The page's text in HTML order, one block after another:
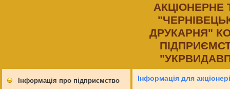
АКЦIОНЕРНЕ
ДРУКАРНЯ"
Інформація про підприємство
Інформація для